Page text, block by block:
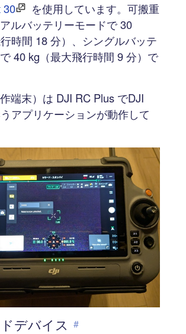
30
を使用しています。可搬重
ルバッテリーモードで 30
時間 18 分）、シングルバッテ
40 kg（最大飛行時間 9 分）で
端末）は DJI RC Plus でDJI
アプリケーションが動作して
デバイス #